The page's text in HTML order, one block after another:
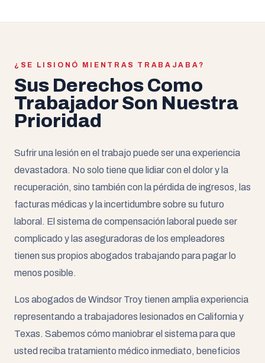
¿SE LISIONÓ MIENTRAS TRABAJABA?
Sus Derechos Como
Trabajador Son Nuestra
Prioridad
Sufrir una lesión en el trabajo puede ser una experiencia
devastadora. No solo tiene que lidiar con el dolor y la
recuperación, sino también con la pérdida de ingresos, las
facturas médicas y la incertidumbre sobre su futuro
laboral. El sistema de compensación laboral puede ser
complicado y las aseguradoras de los empleadores
tienen sus propios abogados trabajando para pagar lo
menos posible.
Los abogados de Windsor Troy tienen amplia experiencia
representando a trabajadores lesionados en California y
Texas. Sabemos cómo maniobrar el sistema para que
usted reciba tratamiento médico inmediato, beneficios